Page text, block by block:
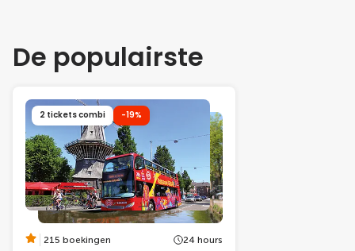
De populairste
2 tickets combi -19%
215 boekingen 24 hours